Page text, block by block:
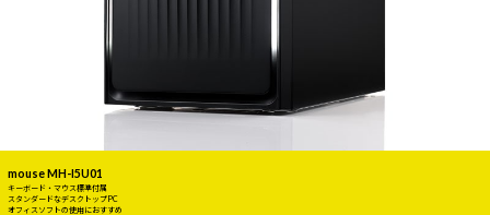
mouse MH-I5U01
キーボード・マウス標準付属
スタンダードなデスクトップPC
オフィスソフトの使用におすすめ